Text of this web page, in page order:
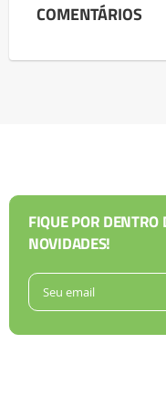
COMENTÁRIOS
FIQUE POR DENTRO
NOVIDADES!